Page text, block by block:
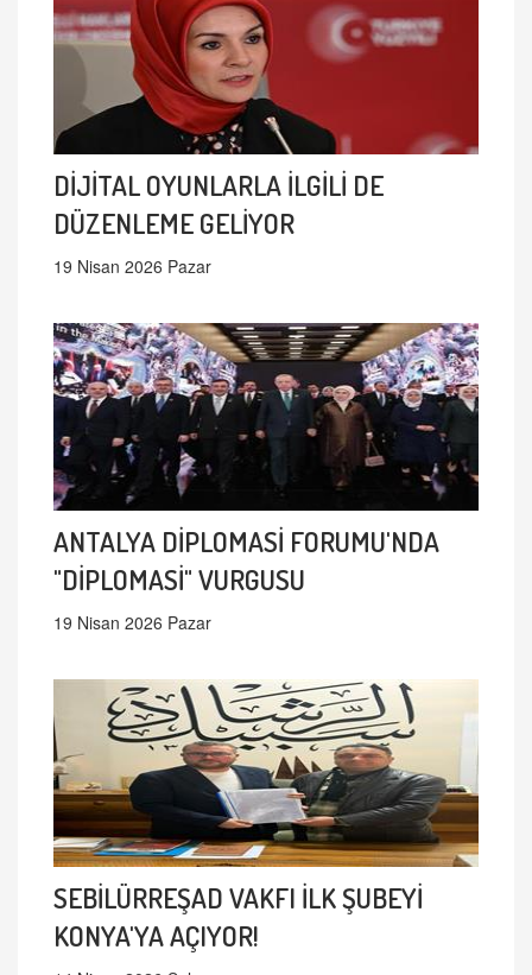
DİJİTAL OYUNLARLA İLGİLİ DE
DÜZENLEME GELİYOR
19 Nisan 2026 Pazar
ANTALYA DİPLOMASİ FORUMU'NDA
"DİPLOMASİ" VURGUSU
19 Nisan 2026 Pazar
SEBİLÜRREŞAD VAKFI İLK ŞUBEYİ
KONYA'YA AÇIYOR!